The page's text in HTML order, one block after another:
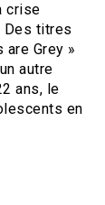
crise
Des titres
are Grey »
autre
ans, le
en